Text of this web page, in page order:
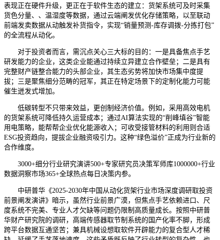
表现正在硬件升级，更正在于软件生态的建立：货架系统可及时采集
货色分量、、温湿度等数据，通过云端阐发优化存储策略，以至联动
前端发卖数据从动触发补货指令，实现“销量预测-库存调拨-分拣打包”
的全流程从动化。
对于投资者而言，需沉点关心三大标的目的：一是具备焦点手艺
研发能力的企业，这类企业能通过持续立异建立合作壁垒；二是具有
完整财产链整合能力的头部企业，其生态劣势将加快市场集中度提
拔；三是聚焦细分范畴的冠军，其正在特定场景下的定制化能力可能
催生迸发式增加。
低碳转型不只带来效益，更创制经济价值。例如，采用高效电机
的货架系统可降低持久运营成本；通过AI算法实现的“削峰填谷”智能
用电策略，能帮帮企业优化能源收入；可收受接管材料的利用则合适
ESG投资趋向，提拔企业融资吸引力。这种“绿色溢价”正成为行业新的
合作维度。
3000+细分行业研究演讲500+专家研究员决策军师库1000000+行业
数据洞察市场365+全球热点每日决策内参。
中研普华《2025-2030年中国从动化货架行业市场深度调研取投资
前景阐发演讲》暗示，虽然行业前景广漠，但焦点手艺依赖进口、尺
度系统不完美、专业人才欠缺等问题仍限制高质量成长。按照中研普
华财产研究院的调研，高端传感器取节制系统的国产化率不脚，形成
跨平台数据互通坚苦；兼具机械设想取软件开辟能力的复合型人才稀